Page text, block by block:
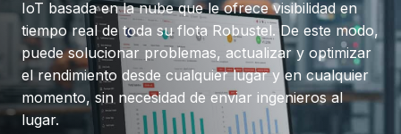
IoT basada en la nube que le ofrece visibilidad en
tiempo real de toda su flota Robustel. De este modo,
puede solucionar problemas, actualizar y optimizar
el rendimiento desde cualquier lugar y en cualquier
momento, sin necesidad de enviar ingenieros al
lugar.